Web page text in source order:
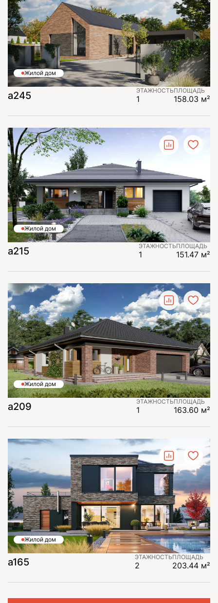
Жилой дом
а245 ЭТАЖНОСТЬ
1
ПЛОЩАДЬ
158.03 м²
Жилой дом
a215 ЭТАЖНОСТЬ
1
ПЛОЩАДЬ
151.47 м²
Жилой дом
a209 ЭТАЖНОСТЬ
1
ПЛОЩАДЬ
163.60 м²
Жилой дом
a165 ЭТАЖНОСТЬ
2
ПЛОЩАДЬ
203.44 м²